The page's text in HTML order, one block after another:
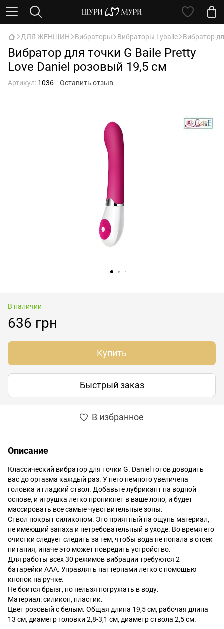
ДЛЯ ЖЕНЩИН Вибраторы Вибраторы Lybaile Вибратор
Вибратор для точки G Baile Pretty
Love Daniel розовый 19,5 см
Артикул: 1036 Оставить отзыв
В наличии
636 грн
Купить
Быстрый заказ
В избранное
Описание
Классический вибратор для точки G. Daniel готов доводить
вас до оргазма каждый раз. У него немного увеличена
головка и гладкий ствол. Добавьте лубрикант на водной
основе, и игрушка легко проникнет в ваше лоно, и будет
массировать все самые чувствительные зоны.
Ствол покрыт силиконом. Это приятный на ощупь материал,
не имеющий запаха и нетребовательный в уходе. Во время его
очистки следует следить за тем, чтобы вода не попала в отсек
питания, иначе это может повредить устройство.
Для работы всех 30 режимов вибрации требуются 2
батарейки ААА. Управлять паттернами легко с помощью
кнопок на ручке.
Не боится брызг, но нельзя погружать в воду.
Материал: силикон, пластик.
Цвет розовый с белым. Общая длина 19,5 см, рабочая длина
13 см, диаметр головки 2,8-3,1 см, диаметр ствола 2,5 см.